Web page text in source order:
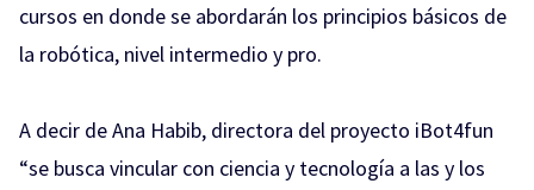
cursos en donde se abordarán los principios básicos de
la robótica, nivel intermedio y pro.
A decir de Ana Habib, directora del proyecto iBot4fun
“se busca vincular con ciencia y tecnología a las y los